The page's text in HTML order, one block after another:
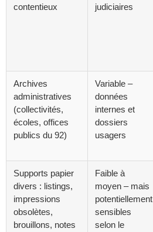
contentieux
judiciaires
Archives
administratives
(collectivités,
écoles, offices
publics du 92)
Variable –
données
internes et
dossiers
usagers
Supports papier
divers : listings,
impressions
obsolètes,
brouillons, notes
Faible à
moyen – mais
potentiellement
sensibles
selon le